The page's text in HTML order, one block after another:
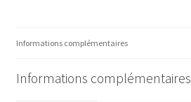
Informations complémentaires
Informations complémentaires